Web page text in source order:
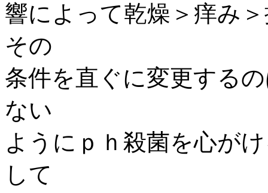
響によって乾燥＞痒み
その
条件を直ぐに変更する
ない
ようにｐｈ殺菌を心が
して